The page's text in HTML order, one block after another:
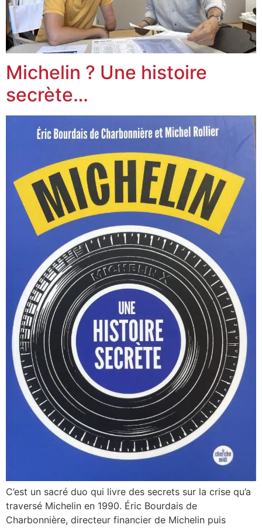
Michelin ? Une histoire
secrète…
C’est un sacré duo qui livre des secrets sur la crise qu’a
traversé Michelin en 1990. Éric Bourdais de
Charbonnière, directeur financier de Michelin puis